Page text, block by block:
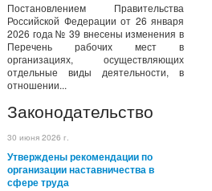
Постановлением Правительства
Российской Федерации от 26 января
2026 года № 39 внесены изменения в
Перечень рабочих мест в
организациях, осуществляющих
отдельные виды деятельности, в
отношении...
Законодательство
30 июня 2026 г.
Утверждены рекомендации по
организации наставничества в
сфере труда